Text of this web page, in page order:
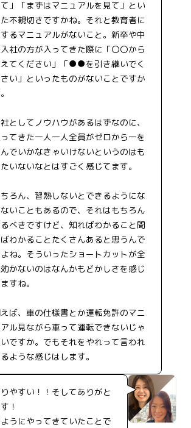
」「まずはマニュアルを見て」とい
不親切さですかね。それと教育者に
るマニュアルがないこと。新卒や中
社の方が入ってきた際に「〇〇から
てください」「●●を引き継いでく
い」といったものがないことですか
としてノウハウがあるはずなのに、
てきた一人一人全員がゼロから一を
でいかなきゃいけないというのはも
いないなとはすごく感じてます。
ろん、習熟しないとできるようにな
いこともあるので、それはもちろん
べきですけど、知ればわかること聞
わかることたくさんあると思うんで
ね。そういったショートカットが全
かないのはなんかもどかしさを感じ
すね。
ば、車の仕様書とか運転免許のマニ
ル見ながら車って運転できないじゃ
ですか。でもそれをやれって言われ
ような感じはします。
やすい！！そしてありがと
！
うにやってきていたことで